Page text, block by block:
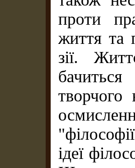
проти
життя та
зії.
творчого
ідеї